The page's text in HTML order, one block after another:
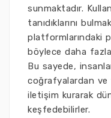
sunmaktadır.
tanıdıklarını
platformlarındaki
böylece daha
Bu sayede,
coğrafyalardan ve
iletişim kurarak
keşfedebilirler.